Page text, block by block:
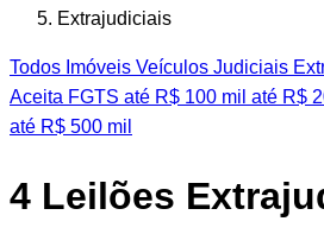
Extrajudiciais
Todos Imóveis Veículos Judiciais
Aceita FGTS até R$ 100 mil até R$
até R$ 500 mil
4 Leilões